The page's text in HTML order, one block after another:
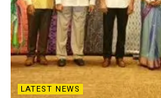
LATEST NEWS